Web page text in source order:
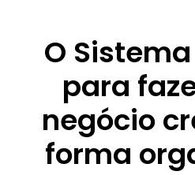
O
para
negócio
forma